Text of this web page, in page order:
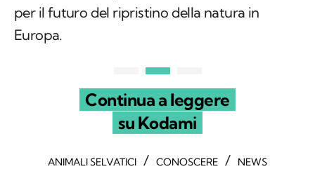
per il futuro del ripristino della natura in
Europa.
Continua a leggere
su Kodami
ANIMALI SELVATICI / CONOSCERE / NEWS